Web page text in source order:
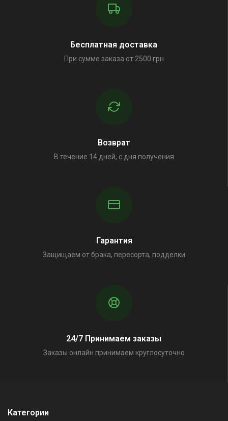
Бесплатная доставка
При сумме заказа от 2500 грн
Возврат
В течение 14 дней, с дня получения
Гарантия
Защищаем от брака, пересорта, подделки
24/7 Принимаем заказы
Заказы онлайн принимаем круглосуточно
Категории